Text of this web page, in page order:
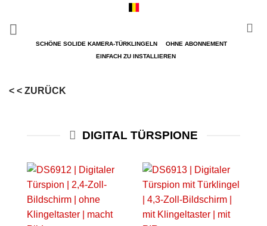
springen
SCHÖNE SOLIDE KAMERA-TÜRKLINGELN
OHNE ABONNEMENT
EINFACH ZU INSTALLIEREN
< < ZURÜCK
DIGITAL TÜRSPIONE